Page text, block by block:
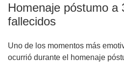
Homenaje póstumo a
fallecidos
Uno de los momentos más
ocurrió durante el homenaje